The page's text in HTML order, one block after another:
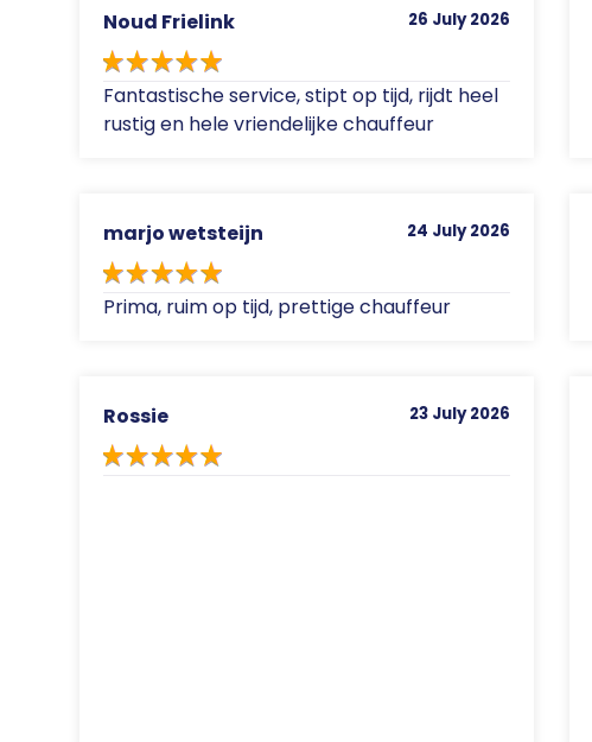
Noud Frielink 26 July 2026
Fantastische service, stipt op tijd, rijdt heel
rustig en hele vriendelijke chauffeur
marjo wetsteijn 24 July 2026
Prima, ruim op tijd, prettige chauffeur
Rossie 23 July 2026